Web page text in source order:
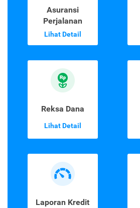
Asuransi
Perjalanan
Lihat Detail
Reksa Dana
Lihat Detail
Laporan Kredit